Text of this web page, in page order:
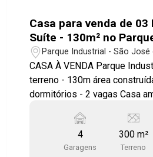
Casa para venda de 03
Suíte - 130m² no
Parque Industrial - São
CASA À VENDA Parque Industrial - 300m área
terreno - 130m área
dormitórios - 2 vagas Casa ampla com grande
comércio, em localização
sendo 1 suíte com armários
4
Garagens
300 m²
Terreno